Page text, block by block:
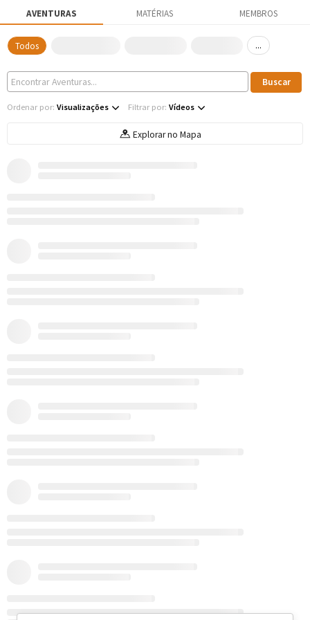
AVENTURAS MATÉRIAS MEMBROS
Todos ...
Ordenar por: Visualizações Filtrar por: Vídeos
Explorar no Mapa